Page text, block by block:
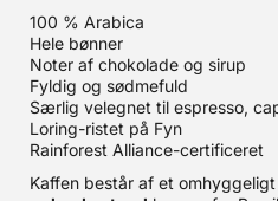
100 % Arabica
Hele bønner
Noter af chokolade og sirup
Fyldig og sødmefuld
Særlig velegnet til espresso,
Loring-ristet på Fyn
Rainforest Alliance-certificeret
Kaffen består af et